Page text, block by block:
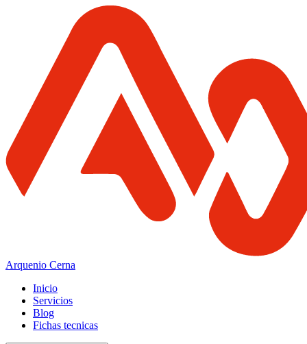
Arquenio Cerna
Inicio
Servicios
Blog
Fichas tecnicas